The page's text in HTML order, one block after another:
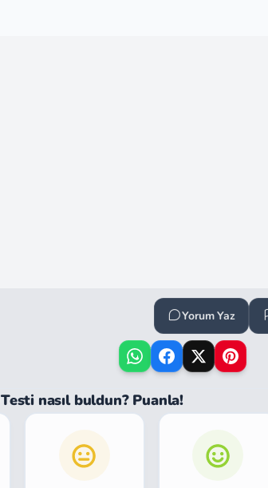
Yorum Yaz
Testi nasıl buldun? Puanla!